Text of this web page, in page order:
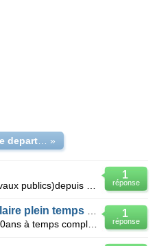
»
1
réponse
1
réponse